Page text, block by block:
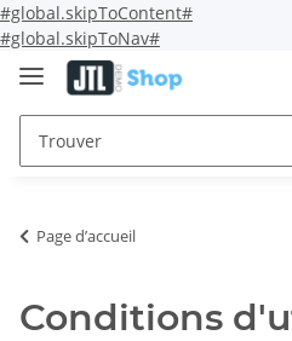
#global.skipToContent#
#global.skipToNav#
Page d’accueil
Conditions